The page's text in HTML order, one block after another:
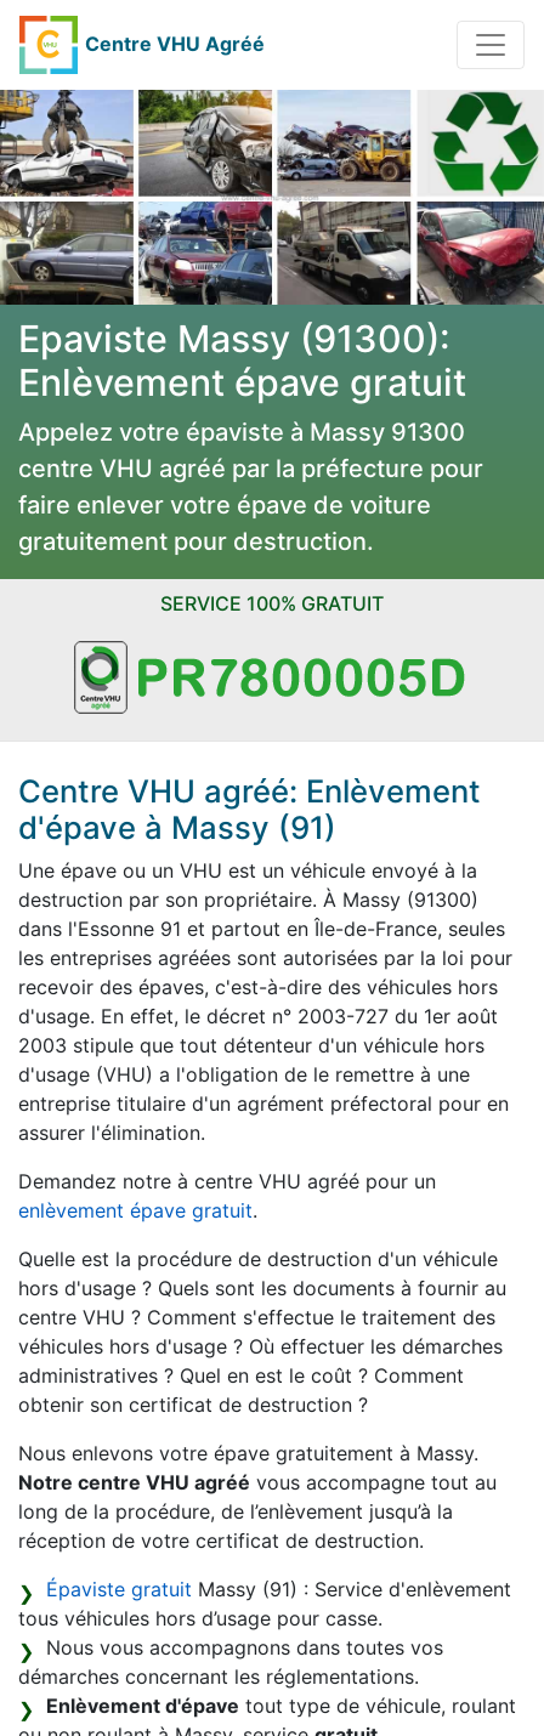
Centre VHU Agréé
Epaviste Massy (91300):
Enlèvement épave gratuit
Appelez votre épaviste à Massy 91300
centre VHU agréé par la préfecture pour
faire enlever votre épave de voiture
gratuitement pour destruction.
SERVICE 100% GRATUIT
Centre VHU agréé: Enlèvement
d'épave à Massy (91)
Une épave ou un VHU est un véhicule envoyé à la
destruction par son propriétaire. À Massy (91300)
dans l'Essonne 91 et partout en Île-de-France, seules
les entreprises agréées sont autorisées par la loi pour
recevoir des épaves, c'est-à-dire des véhicules hors
d'usage. En effet, le décret n° 2003-727 du 1er août
2003 stipule que tout détenteur d'un véhicule hors
d'usage (VHU) a l'obligation de le remettre à une
entreprise titulaire d'un agrément préfectoral pour en
assurer l'élimination.
Demandez notre à centre VHU agréé pour un
enlèvement épave gratuit.
Quelle est la procédure de destruction d'un véhicule
hors d'usage ? Quels sont les documents à fournir au
centre VHU ? Comment s'effectue le traitement des
véhicules hors d'usage ? Où effectuer les démarches
administratives ? Quel en est le coût ? Comment
obtenir son certificat de destruction ?
Nous enlevons votre épave gratuitement à Massy.
Notre centre VHU agréé vous accompagne tout au
long de la procédure, de l’enlèvement jusqu’à la
réception de votre certificat de destruction.
Épaviste gratuit Massy (91) : Service d'enlèvement
tous véhicules hors d’usage pour casse.
Nous vous accompagnons dans toutes vos
démarches concernant les réglementations.
Enlèvement d'épave tout type de véhicule, roulant